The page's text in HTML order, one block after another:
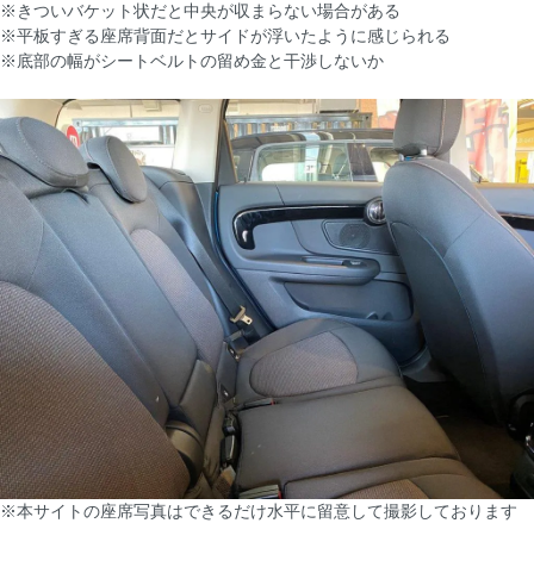
※きついバケット状だと中央が収まらない場合がある
※平板すぎる座席背面だとサイドが浮いたように感じられる
※底部の幅がシートベルトの留め金と干渉しないか
※本サイトの座席写真はできるだけ水平に留意して撮影しております